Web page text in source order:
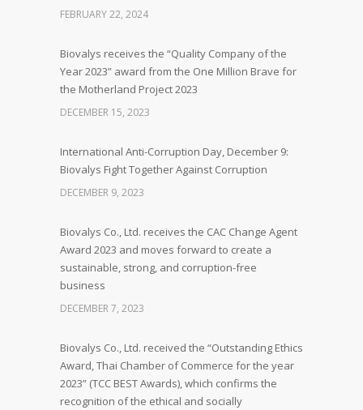
FEBRUARY 22, 2024
Biovalys receives the “Quality Company of the
Year 2023” award from the One Million Brave for
the Motherland Project 2023
DECEMBER 15, 2023
International Anti-Corruption Day, December 9:
Biovalys Fight Together Against Corruption
DECEMBER 9, 2023
Biovalys Co., Ltd. receives the CAC Change Agent
Award 2023 and moves forward to create a
sustainable, strong, and corruption-free
business
DECEMBER 7, 2023
Biovalys Co., Ltd. received the “Outstanding Ethics
Award, Thai Chamber of Commerce for the year
2023” (TCC BEST Awards), which confirms the
recognition of the ethical and socially